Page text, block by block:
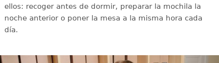
ellos: recoger antes de dormir, preparar la mochila la
noche anterior o poner la mesa a la misma hora cada
día.